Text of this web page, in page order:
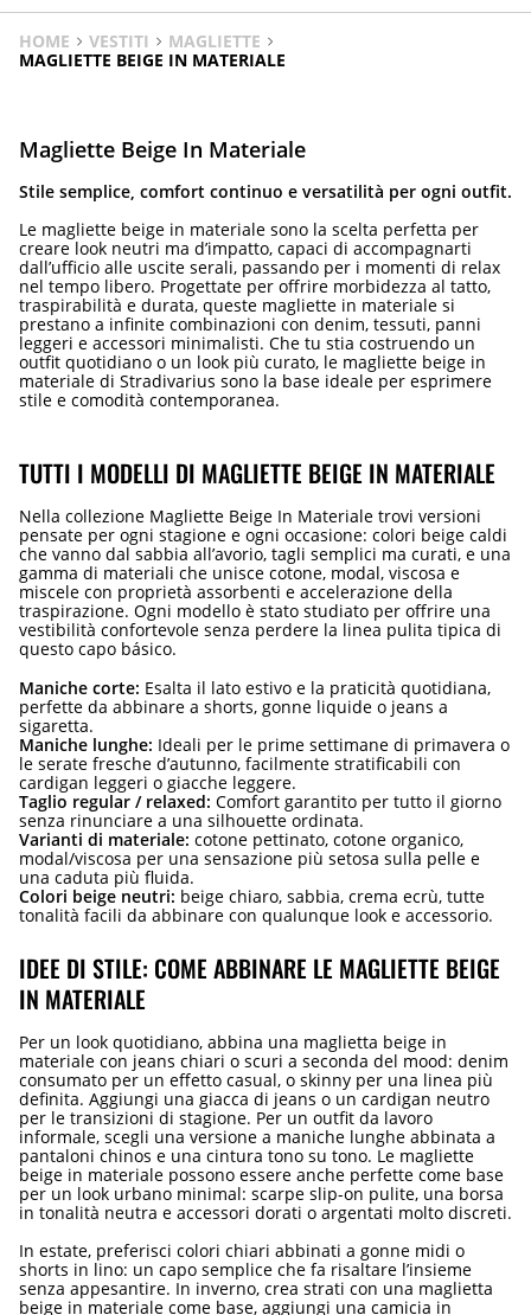
HOME VESTITI
MAGLIETTE
MAGLIETTE BEIGE IN MATERIALE
Magliette Beige In Materiale
Stile semplice, comfort continuo e versatilità per ogni outfit.
Le magliette beige in materiale sono la scelta perfetta per
creare look neutri ma d’impatto, capaci di accompagnarti
dall’ufficio alle uscite serali, passando per i momenti di relax
nel tempo libero. Progettate per offrire morbidezza al tatto,
traspirabilità e durata, queste magliette in materiale si
prestano a infinite combinazioni con denim, tessuti, panni
leggeri e accessori minimalisti. Che tu stia costruendo un
outfit quotidiano o un look più curato, le magliette beige in
materiale di Stradivarius sono la base ideale per esprimere
stile e comodità contemporanea.
TUTTI I MODELLI DI MAGLIETTE BEIGE IN MATERIALE
Nella collezione Magliette Beige In Materiale trovi versioni
pensate per ogni stagione e ogni occasione: colori beige caldi
che vanno dal sabbia all’avorio, tagli semplici ma curati, e una
gamma di materiali che unisce cotone, modal, viscosa e
miscele con proprietà assorbenti e accelerazione della
traspirazione. Ogni modello è stato studiato per offrire una
vestibilità confortevole senza perdere la linea pulita tipica di
questo capo básico.
Maniche corte: Esalta il lato estivo e la praticità quotidiana,
perfette da abbinare a shorts, gonne liquide o jeans a
sigaretta.
Maniche lunghe: Ideali per le prime settimane di primavera o
le serate fresche d’autunno, facilmente stratificabili con
cardigan leggeri o giacche leggere.
Taglio regular / relaxed: Comfort garantito per tutto il giorno
senza rinunciare a una silhouette ordinata.
Varianti di materiale: cotone pettinato, cotone organico,
modal/viscosa per una sensazione più setosa sulla pelle e
una caduta più fluida.
Colori beige neutri: beige chiaro, sabbia, crema ecrù, tutte
tonalità facili da abbinare con qualunque look e accessorio.
IDEE DI STILE: COME ABBINARE LE MAGLIETTE BEIGE
IN MATERIALE
Per un look quotidiano, abbina una maglietta beige in
materiale con jeans chiari o scuri a seconda del mood: denim
consumato per un effetto casual, o skinny per una linea più
definita. Aggiungi una giacca di jeans o un cardigan neutro
per le transizioni di stagione. Per un outfit da lavoro
informale, scegli una versione a maniche lunghe abbinata a
pantaloni chinos e una cintura tono su tono. Le magliette
beige in materiale possono essere anche perfette come base
per un look urbano minimal: scarpe slip-on pulite, una borsa
in tonalità neutra e accessori dorati o argentati molto discreti.
In estate, preferisci colori chiari abbinati a gonne midi o
shorts in lino: un capo semplice che fa risaltare l’insieme
senza appesantire. In inverno, crea strati con una maglietta
beige in materiale come base, aggiungi una camicia in